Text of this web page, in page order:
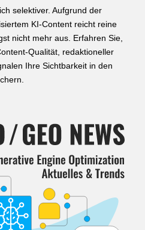
selektiver. Aufgrund der
KI-Content reicht reine
nicht mehr aus. Erfahren Sie,
Qualität, redaktioneller
Ihre Sichtbarkeit in den